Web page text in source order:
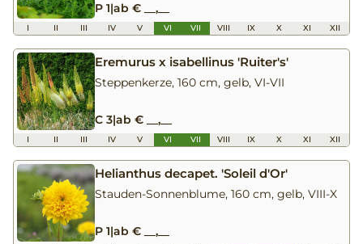
P 1|ab € __,__
I II III IV V VI VII VIII IX X XI XII
Eremurus x isabellinus 'Ruiter's'
Steppenkerze, 160 cm, gelb, VI-VII
C 3|ab € __,__
I II III IV V VI VII VIII IX X XI XII
Helianthus decapet. 'Soleil d'Or'
Stauden-Sonnenblume, 160 cm, gelb, VIII-X
P 1|ab € __,__